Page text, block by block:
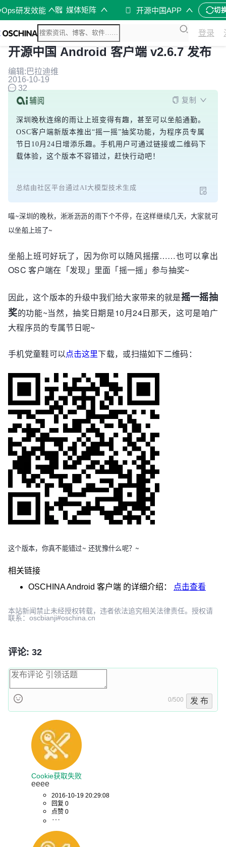
研发效能 媒体矩阵 开源中国APP 切
登录
开源中国 Android 客户端 v2.6.7 发布
编辑:巴拉迪维
2016-10-19
32
复制
深圳晚秋连绵的雨让上班变得有趣，甚至可以坐船通勤。
OSC客户端新版本推出“摇一摇”抽奖功能，为程序员专属
节日10月24日增添乐趣。手机用户可通过链接或二维码下
载体验，这个版本不容错过，赶快行动吧！
总结由社区平台通过AI大模型技术生成
喵~深圳的晚秋，淅淅沥沥的雨下个不停，在这样继续几天，大家就可
以坐船上班了~
坐船上班可好玩了，因为你可以随风摇摆……也可以拿出
OSC 客户端在「发现」里面「摇一摇」参与抽奖~
因此，这个版本的升级中我们给大家带来的就是摇一摇抽
奖的功能~当然，抽奖日期是10月24日那天，这可是咱广
大程序员的专属节日呢~
手机党童鞋可以点击这里下载，或扫描如下二维码：
这个版本，你真不能错过~ 还犹豫什么呢？~
相关链接
OSCHINA Android 客户端 的详细介绍： 点击查看
本站新闻禁止未经授权转载，违者依法追究相关法律责任。授权请
联系：oscbianji#oschina.cn
评论: 32
0/500 发 布
Cookie获取失败
eeee
2016-10-19 20:29:08
回复 0
点赞 0